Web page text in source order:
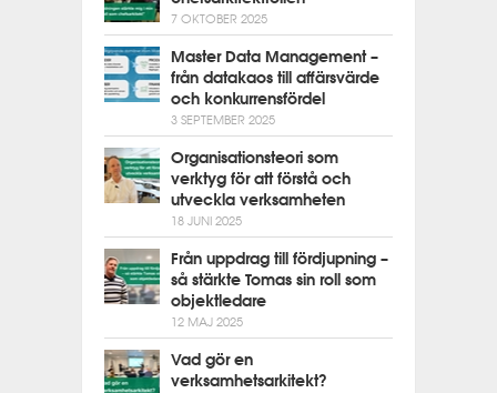
7 OKTOBER 2025
Master Data Management –
från datakaos till affärsvärde
och konkurrensfördel
3 SEPTEMBER 2025
Organisationsteori som
verktyg för att förstå och
utveckla verksamheten
18 JUNI 2025
Från uppdrag till fördjupning –
så stärkte Tomas sin roll som
objektledare
12 MAJ 2025
Vad gör en
verksamhetsarkitekt?